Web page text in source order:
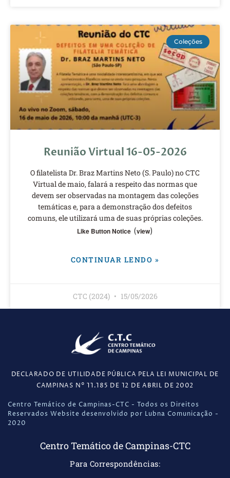
Coleções
Reunião Virtual 16-05-2026
O filatelista Dr. Braz Martins Neto (S. Paulo) no CTC
Virtual de maio, falará a respeito das normas que
devem ser observadas na montagem das coleções
temáticas e, para a demonstração dos defeitos
comuns, ele utilizará uma de suas próprias coleções.
Like Button Notice (view)
CONTINUAR LENDO »
CTC (2024) 15/05/2026
DECLARADO DE UTILIDADE PÚBLICA PELA LEI MUNICIPAL DE
CAMPINAS N° 11.185 DE 12 DE ABRIL DE 2002
Centro Temático de Campinas-CTC - Todos os Direitos
Reservados Website desenvolvido por Lubna Comunicação -
2020
Centro Temático de Campinas-CTC
Para Correspondências: